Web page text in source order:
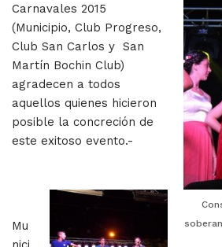
Carnavales 2015
(Municipio, Club Progreso,
Club San Carlos y San
Martín Bochin Club)
agradecen a todos
aquellos quienes hicieron
posible la concreción de
este exitoso evento.-
Mu